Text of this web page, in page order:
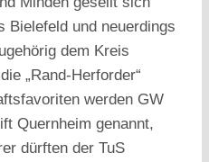
Bielefeld und neuerdings
dem Kreis
„Rand-Herforder“
werden GW
Quernheim genannt,
dürften der TuS